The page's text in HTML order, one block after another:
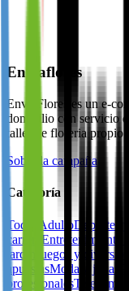
Enviaflores
EnviaFlores es un e-
domicilio con servicio
taller de floreria propio
Sobre la campaña
Categoría
Todos AdultoDeportes
carrera
Entretenimiento
jardín
Juegos y diversión
apuestasModa y joyas
profesionales